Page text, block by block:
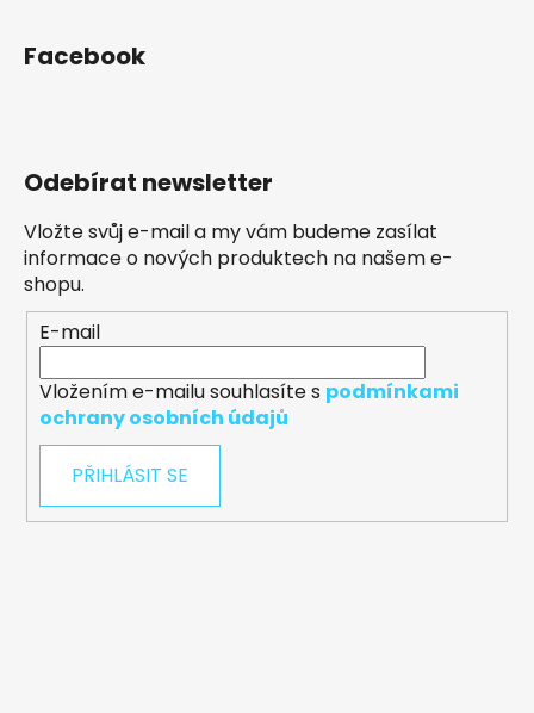
Facebook
Odebírat newsletter
Vložte svůj e-mail a my vám budeme zasílat
informace o nových produktech na našem e-
shopu.
E-mail
Vložením e-mailu souhlasíte s podmínkami
ochrany osobních údajů
PŘIHLÁSIT SE